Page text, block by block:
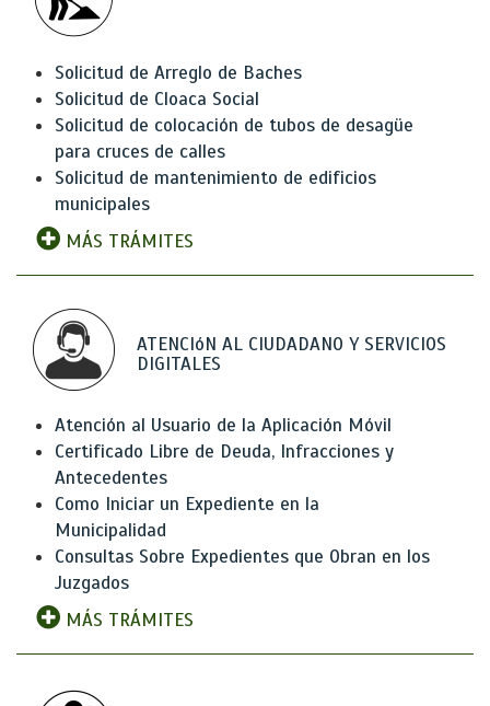
Solicitud de Arreglo de Baches
Solicitud de Cloaca Social
Solicitud de colocación de tubos de desagüe
para cruces de calles
Solicitud de mantenimiento de edificios
municipales
MÁS TRÁMITES
ATENCIóN AL CIUDADANO Y SERVICIOS
DIGITALES
Atención al Usuario de la Aplicación Móvil
Certificado Libre de Deuda, Infracciones y
Antecedentes
Como Iniciar un Expediente en la
Municipalidad
Consultas Sobre Expedientes que Obran en los
Juzgados
MÁS TRÁMITES